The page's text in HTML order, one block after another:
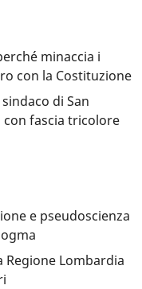
minaccia i
con la Costituzione
di San
con fascia tricolore
e pseudoscienza
Regione Lombardia